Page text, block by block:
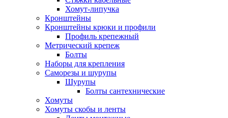
Хомут-липучка
Кронштейны
Кронштейны крюки и профили
Профиль крепежный
Метрический крепеж
Болты
Наборы для крепления
Саморезы и шурупы
Шурупы
Болты сантехнические
Хомуты
Хомуты скобы и ленты